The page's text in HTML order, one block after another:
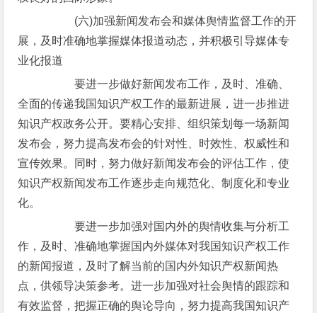
(六)加强新闻发布会和媒体舆情监督工作的开
展，及时准确地掌握媒体报道动态，并积极引导媒体专
业化报道
要进一步做好新闻发布工作，及时、准确、
全面的传递我国知识产权工作的最新进展，进一步推进
知识产权政务公开。要精心安排、组织策划每一场新闻
发布会，努力提高发布会的针对性、时效性、权威性和
宣传效果。同时，努力做好新闻发布会的评估工作，使
知识产权新闻发布工作逐步走向规范化、制度化和专业
化。
要进一步加强对国内外的舆情收集与分析工
作，及时、准确地掌握国内外媒体对我国知识产权工作
的新闻报道，及时了解当前的国内外知识产权新闻热
点，供领导决策参考。进一步加强对社会舆情的跟踪和
有效监督，把握正确的舆论导向，努力提高我国知识产